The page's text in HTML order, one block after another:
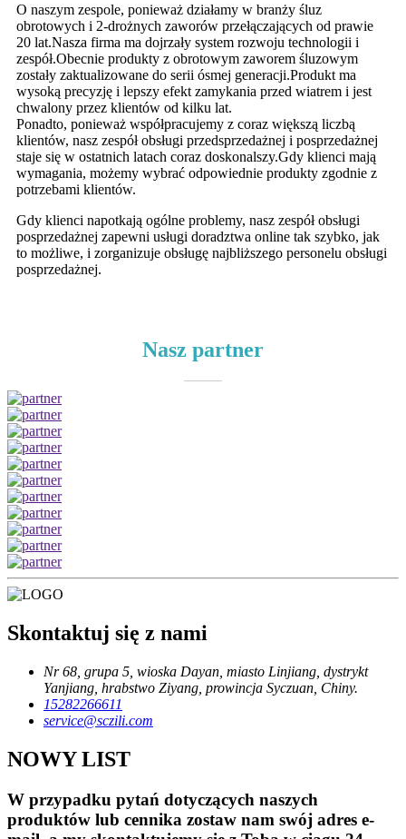
O naszym zespole, ponieważ działamy w branży śluz
obrotowych i 2-drożnych zaworów przełączających od prawie
20 lat.Nasza firma ma dojrzały system rozwoju technologii i
zespół.Obecnie produkty z obrotowym zaworem śluzowym
zostały zaktualizowane do serii ósmej generacji.Produkt ma
wysoką precyzję i lepszy efekt zamykania przed wiatrem i jest
chwalony przez klientów od kilku lat.
Ponadto, ponieważ współpracujemy z coraz większą liczbą
klientów, nasz zespół obsługi przedsprzedażnej i posprzedażnej
staje się w ostatnich latach coraz doskonalszy.Gdy klienci mają
wymagania, możemy wybrać odpowiednie produkty zgodnie z
potrzebami klientów.
Gdy klienci napotkają ogólne problemy, nasz zespół obsługi
posprzedażnej zapewni usługi doradztwa online tak szybko, jak
to możliwe, i zorganizuje obsługę najbliższego personelu obsługi
posprzedażnej.
Nasz partner
Skontaktuj się z nami
Nr 68, grupa 5, wioska Dayan, miasto Linjiang, dystrykt
Yanjiang, hrabstwo Ziyang, prowincja Syczuan, Chiny.
15282266611
service@sczili.com
NOWY LIST
W przypadku pytań dotyczących naszych
produktów lub cennika zostaw nam swój adres e-